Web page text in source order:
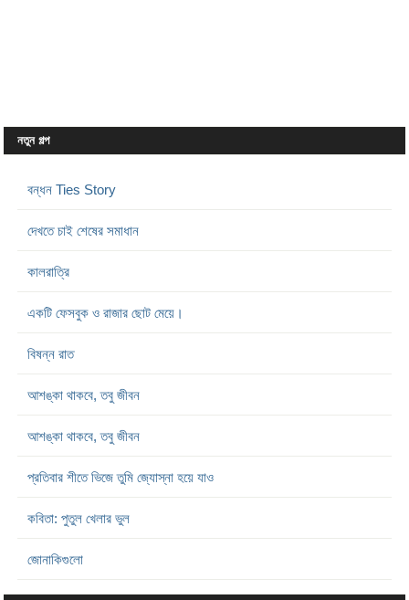
নতুন গল্প
বন্ধন Ties Story
দেখতে চাই শেষের সমাধান
কালরাত্রি
একটি ফেসবুক ও রাজার ছোট মেয়ে।
বিষন্ন রাত
আশঙ্কা থাকবে, তবু জীবন
আশঙ্কা থাকবে, তবু জীবন
প্রতিবার শীতে ভিজে তুমি জ্যোস্না হয়ে যাও
কবিতা: পুতুল খেলার ভুল
জোনাকিগুলো